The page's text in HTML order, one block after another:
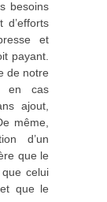
besoins
et
payant.
de notre
en cas
ajout,
même,
d’un
que le
celui
que le